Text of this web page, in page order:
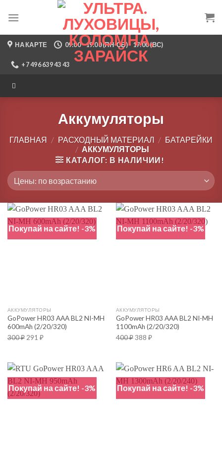
НА КАРТЕ 09:00 - 19:00 (ПН-СБ) - 17:00 (ВС)
+7 496 639 43 43
Аккумуляторы
ГЛАВНАЯ / РАСХОДНЫЙ МАТЕРИАЛ / БАТАРЕЙКИ
/ АККУМУЛЯТОРЫ
КАТАЛОГ: В НАЛИЧИИ!
Покупай на сайте! -3%
АККУМУЛЯТОРЫ
GoPower HR03 AAA BL2 NI-MH
600mAh (2/20/320)
300₽ 291 ₽
Покупай на сайте! -3%
АККУМУЛЯТОРЫ
GoPower HR03 AAA BL2 NI-MH
1100mAh (2/20/320)
400₽ 388 ₽
Покупай на сайте! -3% Покупай на сайте! -3%